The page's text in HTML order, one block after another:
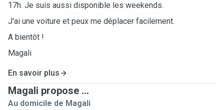
17h. Je suis aussi disponible les weekends.
J'ai une voiture et peux me déplacer facilement.
A bientôt !
Magali
En savoir plus
Magali propose ...
Au domicile de Magali